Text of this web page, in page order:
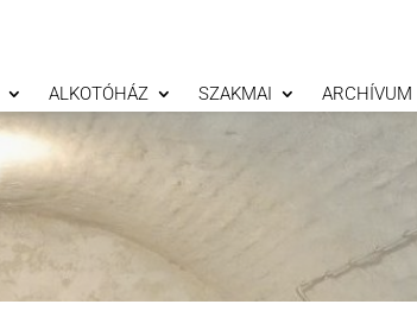
ALKOTÓHÁZ SZAKMAI ARCHÍVUM